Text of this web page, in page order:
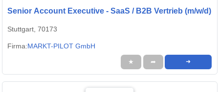
Senior Account Executive - SaaS / B2B Vertrieb (m/w/d)
Stuttgart, 70173
Firma:MARKT-PILOT GmbH
★ ➦ ➜